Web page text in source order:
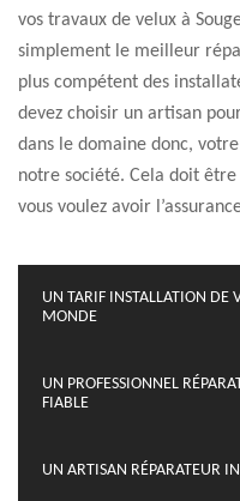
vos travaux de velux à
simplement le meilleur
plus compétent des
devez choisir un artisan
dans le domaine donc,
notre société. Cela doit
vous voulez avoir
UN TARIF INSTALLATION DE
MONDE
UN PROFESSIONNEL
FIABLE
UN ARTISAN RÉPARATEUR